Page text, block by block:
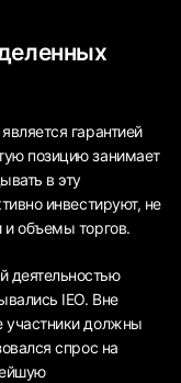
гарантией
позицию занимает
в эту
инвестируют, не
и объемы торгов.
деятельностью
IEO. Вне
участники должны
спрос на